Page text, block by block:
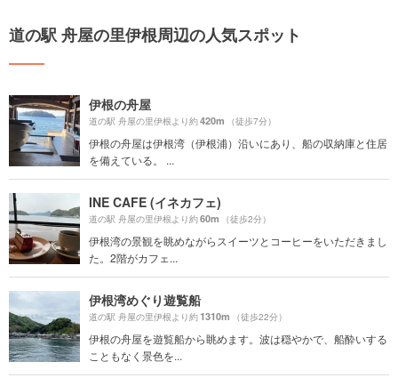
道の駅 舟屋の里伊根周辺の人気スポット
伊根の舟屋
道の駅 舟屋の里伊根より約420m （徒歩7分）
伊根の舟屋は伊根湾（伊根浦）沿いにあり、船の収納庫と住居
を備えている。 ...
INE CAFE (イネカフェ)
道の駅 舟屋の里伊根より約60m （徒歩2分）
伊根湾の景観を眺めながらスイーツとコーヒーをいただきまし
た。2階がカフェ...
伊根湾めぐり遊覧船
道の駅 舟屋の里伊根より約1310m （徒歩22分）
伊根の舟屋を遊覧船から眺めます。波は穏やかで、船酔いする
こともなく景色を...